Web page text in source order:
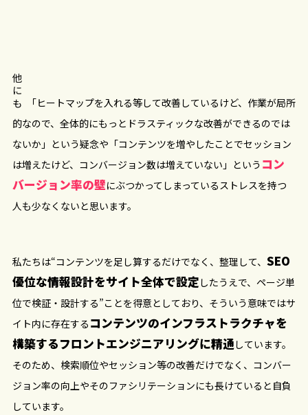
他にも
「ヒートマップを入れる等して改善しているけど、作業が局所
的なので、全体的にもっとドラスティックな改善ができるのでは
ないか」という疑念や「コンテンツを増やしたことでセッション
は増えたけど、コンバージョン数は増えていない」という コン
バージョン率の壁にぶつかってしまっているストレスを持つ
人も少なくないと思います。
私たちは“コンテンツを足し算するだけでなく、整理して、 SEO
優位な情報設計をサイト全体で設定 したうえで、ページ単
位で検証・設計する”ことを得意としており、そういう意味ではサ
イト内に存在する コンテンツのインフラストラクチャを
構築するフロントエンジニアリングに精通 しています。
そのため、検索順位やセッション等の改善だけでなく、コンバー
ジョン率の向上やそのファシリテーションにも長けていると自負
しています。